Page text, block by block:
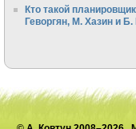
Кто такой
Геворгян, М. Хазин и Б.